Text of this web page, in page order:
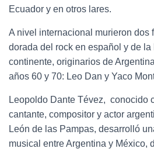
Ecuador y en otros lares.
A nivel internacional murieron dos
dorada del rock en español y de la
continente, originarios de
años 60 y 70: Leo Dan y Yaco
Leopoldo Dante Tévez, ​​ conocido
cantante, compositor y actor
León de las Pampas, desarrolló
musical entre Argentina y México,